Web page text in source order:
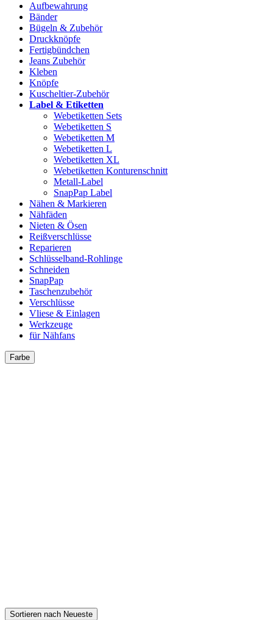
Aufbewahrung
Bänder
Bügeln & Zubehör
Druckknöpfe
Fertigbündchen
Jeans Zubehör
Kleben
Knöpfe
Kuscheltier-Zubehör
Label & Etiketten
Webetiketten Sets
Webetiketten S
Webetiketten M
Webetiketten L
Webetiketten XL
Webetiketten Konturenschnitt
Metall-Label
SnapPap Label
Nähen & Markieren
Nähfäden
Nieten & Ösen
Reißverschlüsse
Reparieren
Schlüsselband-Rohlinge
Schneiden
SnapPap
Taschenzubehör
Verschlüsse
Vliese & Einlagen
Werkzeuge
für Nähfans
Farbe
Sortieren nach Neueste